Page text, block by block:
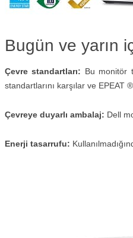
Bugün ve yarın
Çevre standartları: Bu monitör
standartlarını karşılar ve EPEAT
Çevreye duyarlı ambalaj: Dell
Enerji tasarrufu: